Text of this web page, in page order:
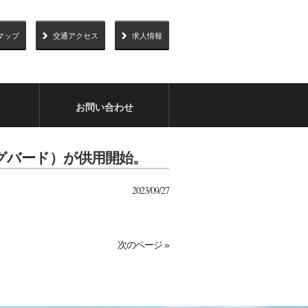
ップ 交通アクセス 求人情報
お問い合わせ
ード）が供用開始。
2023/09/27
次のページ »